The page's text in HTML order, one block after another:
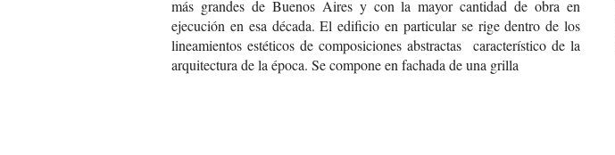
más grandes de BuenosAires y con la mayor cantidad de obra en
ejecución en esa década. El edificio en particular se rigedentro de los
lineamientos estéticos de composiciones abstractas característico de la
arquitectura dela época. Se compone en fachada de una grilla